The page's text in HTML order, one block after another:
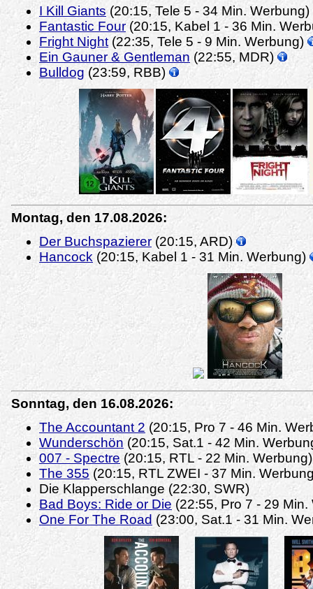
I Kill Giants (20:15, Tele 5 - 34 Min. Werbung)
Fantastic Four (20:15, Kabel 1 - 36 Min.
Fright Night(22:35, Tele 5 - 9 Min. Werbung)
Ein Gauner & Gentleman (22:55, MDR)
Bulldog (23:59, RBB)
Montag, den 17.08.2026:
Der Buchspazierer (20:15, ARD)
Hancock (20:15, Kabel 1 - 31 Min. Werbung)
Sonntag, den 16.08.2026:
The Accountant 2 (20:15, Pro 7 - 46 Min.
Wunderschön (20:15, Sat.1 - 42 Min.
007 - Spectre (20:15, RTL - 22 Min.
The 355 (20:15, RTL ZWEI - 37 Min.
Die Klapperschlange (22:30, SWR)
Bad Boys: Ride or Die (22:55, Pro 7 - 29
One For The Road (23:00, Sat.1 - 31 Min.